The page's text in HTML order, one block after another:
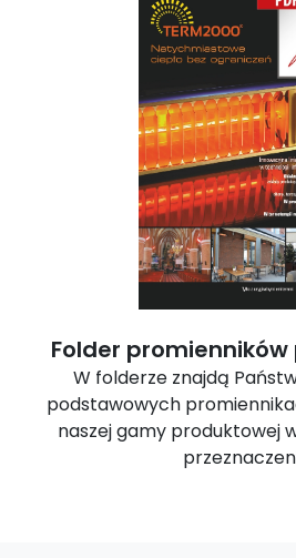
Folder
W folderze znajdą
podstawowych
naszej gamy produktowej